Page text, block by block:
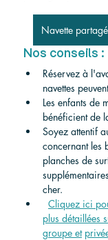
Navette
Nos conseils :
Réservez à
navettes
Les enfants de
bénéficient de
Soyez attentif
concernant les
planches de
cher.
Cliquez ici
plus détaillées
groupe et